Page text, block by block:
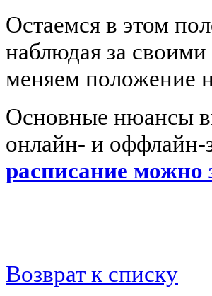
Остаемся в этом
наблюдая за
меняем положение
Основные нюансы
онлайн- и
расписание можно
Возврат к списку